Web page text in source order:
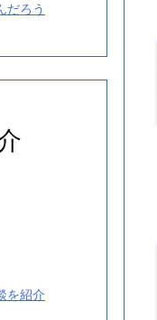
だろう
を紹介